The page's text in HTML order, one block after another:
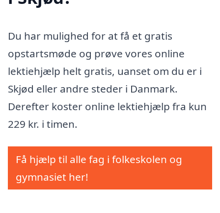
Du har mulighed for at få et gratis
opstartsmøde og prøve vores online
lektiehjælp helt gratis, uanset om du er i
Skjød eller andre steder i Danmark.
Derefter koster online lektiehjælp fra kun
229 kr. i timen.
Få hjælp til alle fag i folkeskolen og
gymnasiet her!